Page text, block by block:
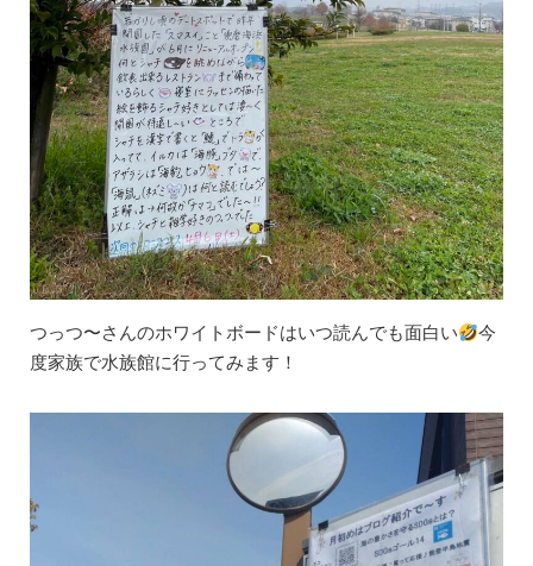
つっつ〜さんのホワイトボードはいつ読んでも面白い
今
度家族で水族館に行ってみます！